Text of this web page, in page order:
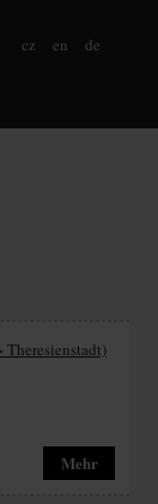
cz en de
Theresienstadt)
Mehr